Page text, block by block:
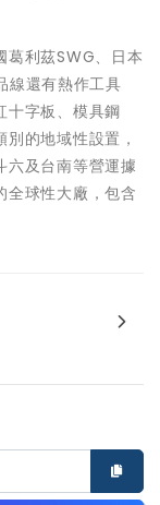
葛利茲SWG、日本
還有熱作工具
十字板、模具鋼
的地域性設置，
六及台南等營運據
全球性大廠，包含